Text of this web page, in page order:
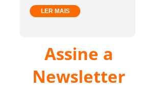
LER MAIS
Assine a
Newsletter